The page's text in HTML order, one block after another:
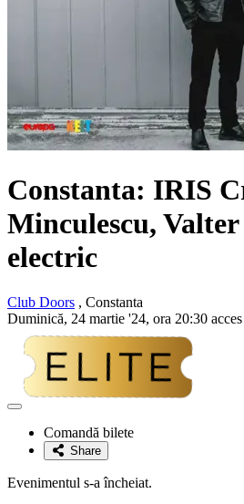
Constanta: IRIS
Minculescu,
electric
Club Doors , Constanta
Duminică, 24 martie '24, ora 20:30
Adaugă
favoriteComandă bilete
Share
Evenimentul s-a încheiat.